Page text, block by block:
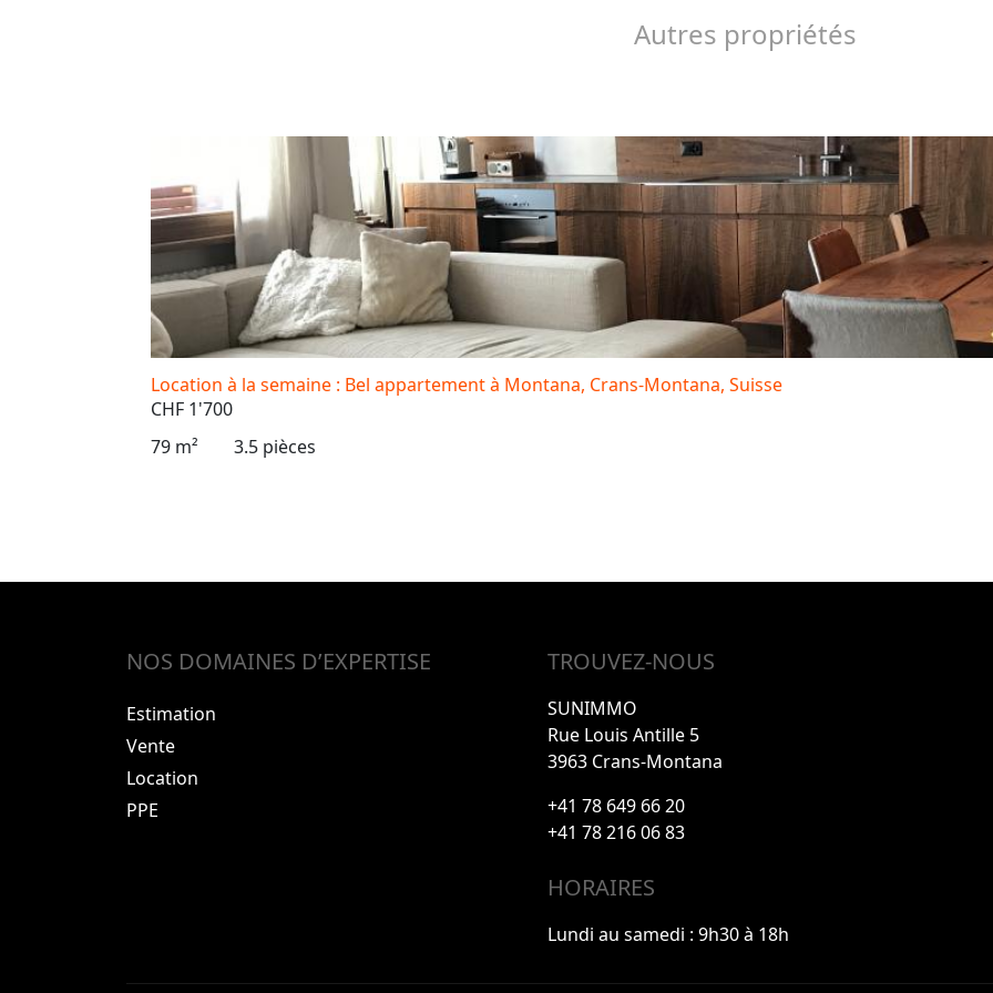
Autres propriétés
Location à la semaine : Bel appartement à Montana, Crans-Montana, Suisse
CHF 1'700
79 m²
3.5 pièces
NOS DOMAINES D’EXPERTISE
Estimation
Vente
Location
PPE
TROUVEZ-NOUS
SUNIMMO
Rue Louis Antille 5
3963 Crans-Montana
+41 78 649 66 20
+41 78 216 06 83
HORAIRES
Lundi au samedi : 9h30 à 18h